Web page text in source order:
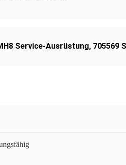
Service-Ausrüstung, 705569